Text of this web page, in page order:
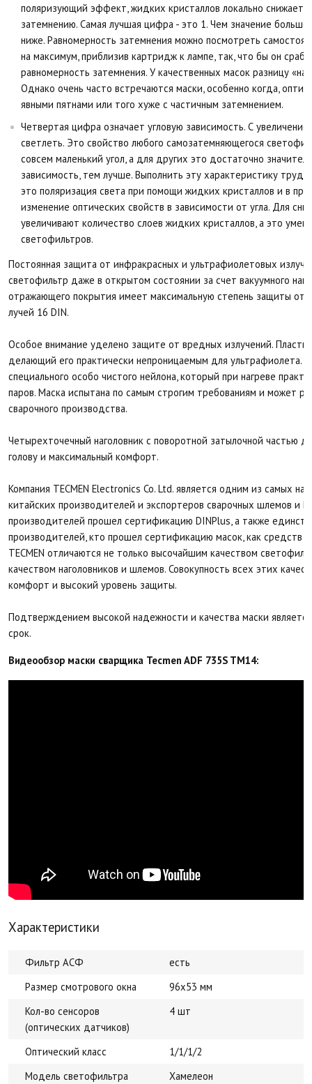
поляризующий эффект, жидких кристаллов локально
затемнению. Самая лучшая цифра - это 1. Чем значение
ниже. Равномерность затемнения можно посмотреть
на максимум, приблизив картридж к лампе, так, что бы он
равномерность затемнения. У качественных масок разницу
Однако очень часто встречаются маски, особенно когда,
явными пятнами или того хуже с частичным затемнением.
Четвертая цифра означает угловую зависимость. С
светлеть. Это свойство любого самозатемняющегося
совсем маленький угол, а для других это достаточно
зависимость, тем лучше. Выполнить эту характеристику
это поляризация света при помощи жидких кристаллов и в
изменение оптических свойств в зависимости от угла. Для
увеличивают количество слоев жидких кристаллов, а это
светофильтров.
Постоянная защита от инфракрасных и ультрафиолетовых
светофильтр даже в открытом состоянии за счет вакуумного
отражающего покрытия имеет максимальную степень защиты от
лучей 16 DIN.
Особое внимание уделено защите от вредных излучений.
делающий его практически непроницаемым для ультрафиолета.
специального особо чистого нейлона, который при нагреве
паров. Маска испытана по самым строгим требованиям и может
сварочного производства.
Четырехточечный наголовник с поворотной затылочной частью
голову и максимальный комфорт.
Компания TECMEN Electronics Co. Ltd. является одним из самых
китайских производителей и экспортеров сварочных шлемов и
производителей прошел сертификацию DINPlus, а также
производителей, кто прошел сертификацию масок, как средств
TECMEN отличаются не только высочайшим качеством
качеством наголовников и шлемов. Совокупность всех этих
комфорт и высокий уровень защиты.
Подтверждением высокой надежности и качества маски
срок.
Видеообзор маски сварщика Tecmen ADF 735S TM14:
Характеристики
Фильтр АСФ
есть
Размер смотрового окна
96х53 мм
Кол-во сенсоров
(оптических датчиков)
4 шт
Оптический класс
1/1/1/2
Модель светофильтра
Хамелеон